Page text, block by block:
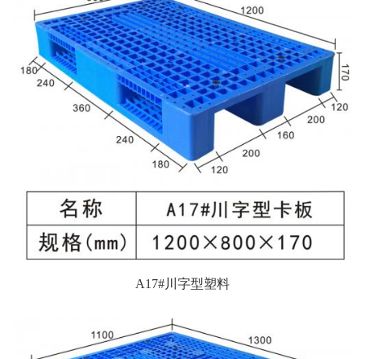
A17#川字型塑料